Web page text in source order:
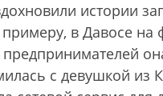
истории
примеру, в Давосе на
с девушкой из